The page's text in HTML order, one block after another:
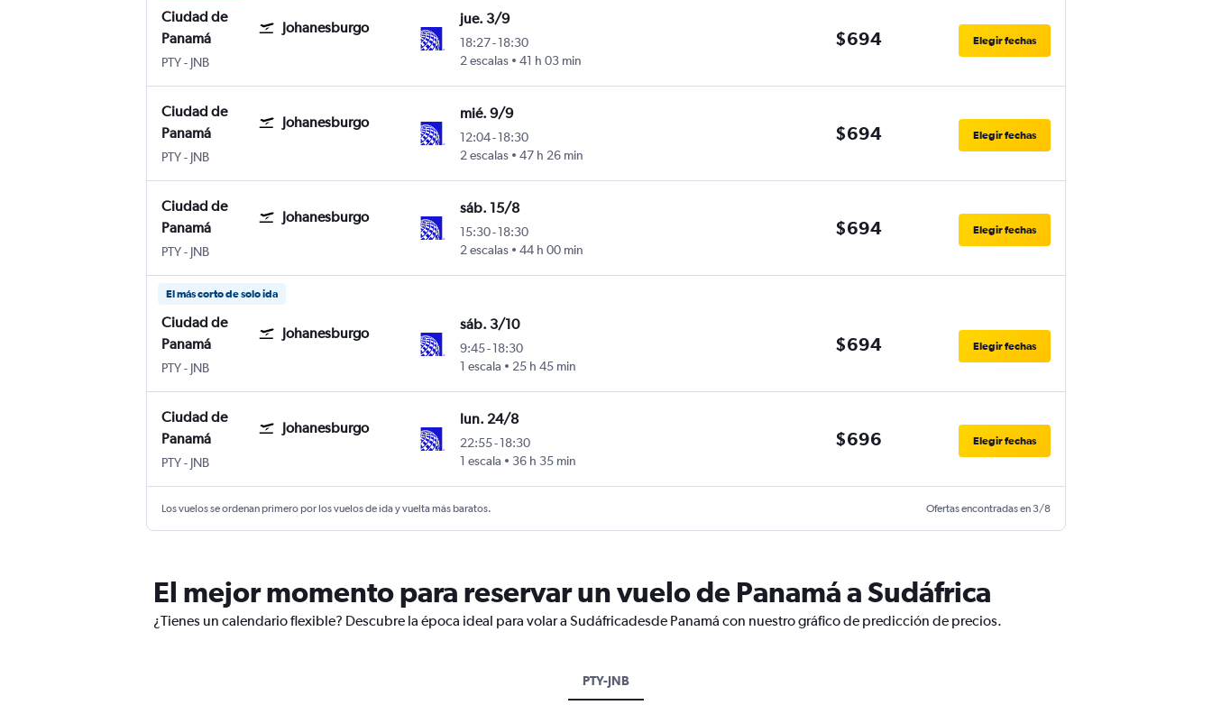
Ciudad de
Panamá
Johanesburgo
PTY- JNB
jue. 3/9
18:27-18:30
2 escalas
41 h 03 min
$694 Elegir fechas
Ciudad de
Panamá
Johanesburgo
PTY- JNB
mié. 9/9
12:04-18:30
2 escalas
47 h 26 min
$694 Elegir fechas
Ciudad de
Panamá
Johanesburgo
PTY- JNB
sáb. 15/8
15:30-18:30
2 escalas
44 h 00 min
$694 Elegir fechas
El más corto de solo ida
Ciudad de
Panamá
Johanesburgo
PTY- JNB
sáb. 3/10
9:45-18:30
1 escala
25 h 45 min
$694 Elegir fechas
Ciudad de
Panamá
Johanesburgo
PTY- JNB
lun. 24/8
22:55-18:30
1 escala
36 h 35 min
$696 Elegir fechas
Los vuelos se ordenan primero por los vuelos de ida y vuelta más baratos. Ofertas encontradas en 3/8
El mejor momento para reservar un vuelo de Panamá a Sudáfrica
¿Tienes un calendario flexible? Descubre la época ideal para volar a Sudáfricadesde Panamá con nuestro gráfico de predicción de precios.
PTY-JNB